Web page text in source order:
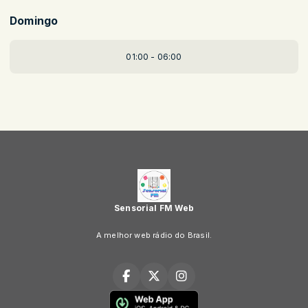
Domingo
01:00 - 06:00
Sensorial FM Web
A melhor web rádio do Brasil.